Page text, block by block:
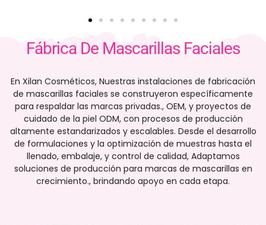
Fábrica De Mascarillas Faciales
En Xilan Cosméticos, Nuestras instalaciones de fabricación
de mascarillas faciales se construyeron específicamente
para respaldar las marcas privadas., OEM, y proyectos de
cuidado de la piel ODM, con procesos de producción
altamente estandarizados y escalables. Desde el desarrollo
de formulaciones y la optimización de muestras hasta el
llenado, embalaje, y control de calidad, Adaptamos
soluciones de producción para marcas de mascarillas en
crecimiento., brindando apoyo en cada etapa.